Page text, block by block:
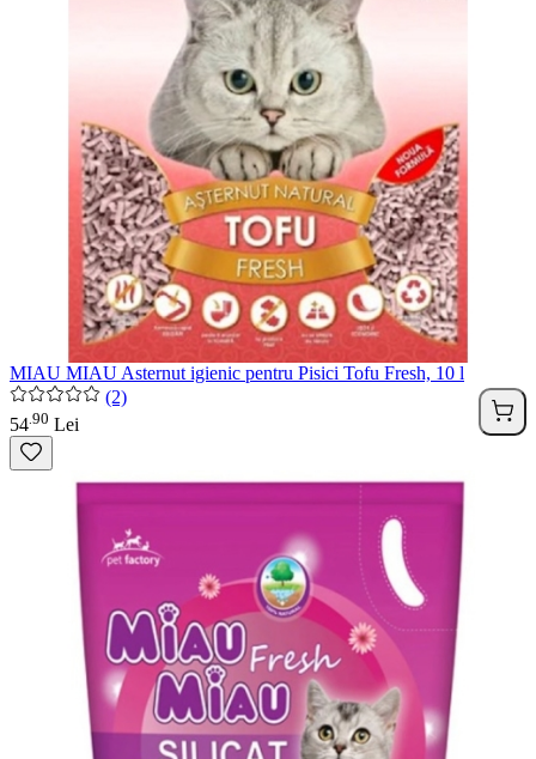
MIAU MIAU Asternut igienic pentru Pisici Tofu Fresh, 10 l
(2)
54 90 Lei